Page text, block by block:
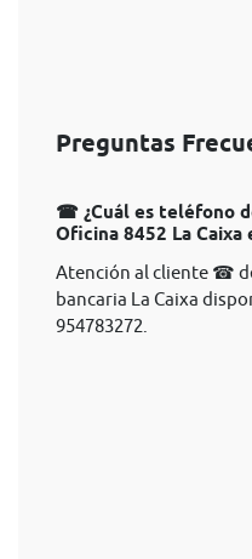
Preguntas
☎ ¿Cuál es teléfono
Oficina 8452 La Caixa
Atención al cliente ☎
bancaria La Caixa
954783272.